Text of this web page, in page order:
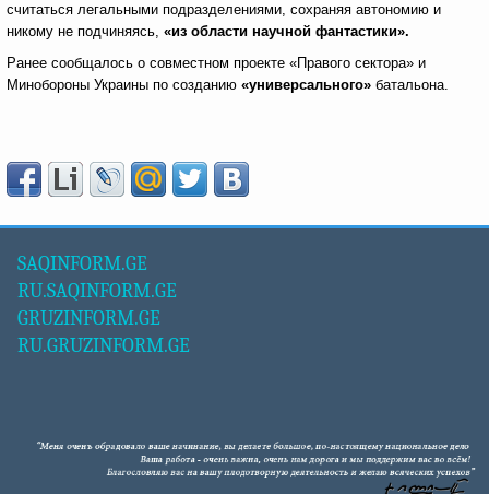
считаться легальными подразделениями, сохраняя автономию и
никому не подчиняясь, «из области научной фантастики».
Ранее сообщалось о совместном проекте «Правого сектора» и
Минобороны Украины по созданию «универсального» батальона.
SAQINFORM.GE
RU.SAQINFORM.GE
GRUZINFORM.GE
RU.GRUZINFORM.GE